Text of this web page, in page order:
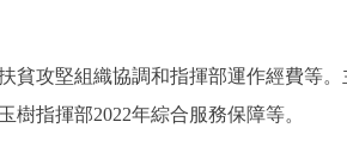
攻堅組織協調和指揮部運作經費等。
指揮部2022年綜合服務保障等。